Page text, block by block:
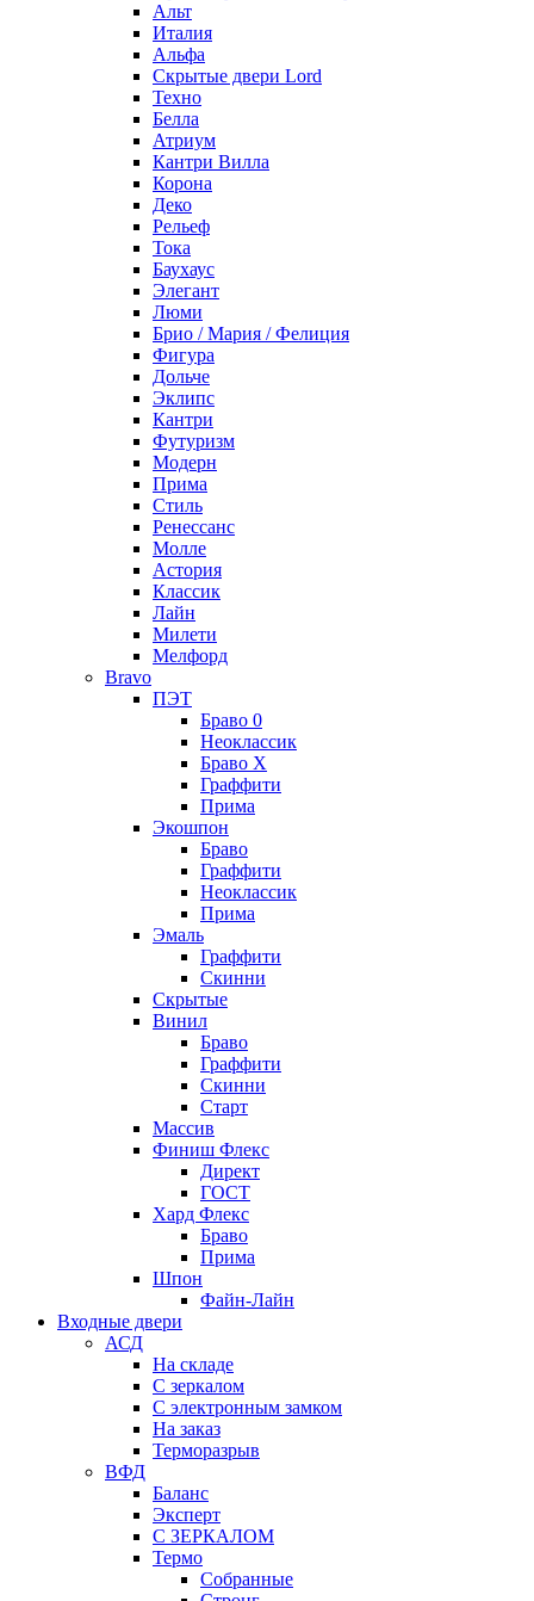
Альт
Италия
Альфа
Скрытые двери Lord
Техно
Белла
Атриум
Кантри Вилла
Корона
Деко
Рельеф
Тока
Баухаус
Элегант
Люми
Брио / Мария / Фелиция
Фигура
Дольче
Эклипс
Кантри
Футуризм
Модерн
Прима
Стиль
Ренессанс
Молле
Астория
Классик
Лайн
Милети
Мелфорд
Bravo
ПЭТ
Браво 0
Неоклассик
Браво Х
Граффити
Прима
Экошпон
Браво
Граффити
Неоклассик
Прима
Эмаль
Граффити
Скинни
Скрытые
Винил
Браво
Граффити
Скинни
Старт
Массив
Финиш Флекс
Директ
ГОСТ
Хард Флекс
Браво
Прима
Шпон
Файн-Лайн
Входные двери
АСД
На складе
С зеркалом
С электронным замком
На заказ
Терморазрыв
ВФД
Баланс
Эксперт
С ЗЕРКАЛОМ
Термо
Собранные